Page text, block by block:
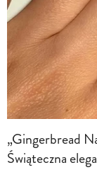
„Gingerbread
Świąteczna